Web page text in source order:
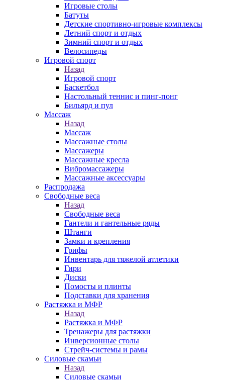
Игровые столы
Батуты
Детские спортивно-игровые комплексы
Летний спорт и отдых
Зимний спорт и отдых
Велосипеды
Игровой спорт
Назад
Игровой спорт
Баскетбол
Настольный теннис и пинг-понг
Бильярд и пул
Массаж
Назад
Массаж
Массажные столы
Массажеры
Массажные кресла
Вибромассажеры
Массажные аксессуары
Распродажа
Свободные веса
Назад
Свободные веса
Гантели и гантельные ряды
Штанги
Замки и крепления
Грифы
Инвентарь для тяжелой атлетики
Гири
Диски
Помосты и плинты
Подставки для хранения
Растяжка и МФР
Назад
Растяжка и МФР
Тренажеры для растяжки
Инверсионные столы
Стрейч-системы и рамы
Силовые скамьи
Назад
Силовые скамьи